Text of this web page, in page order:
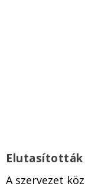
A szervezet